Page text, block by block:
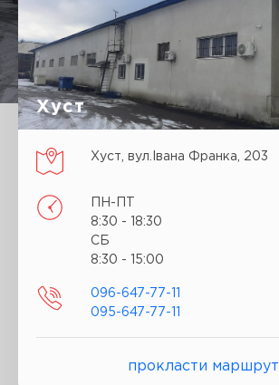
Хуст
Хуст, вул.Івана Франка, 203
ПН-ПТ
8:30 - 18:30
СБ
8:30 - 15:00
096-647-77-11
095-647-77-11
прокласти маршрут